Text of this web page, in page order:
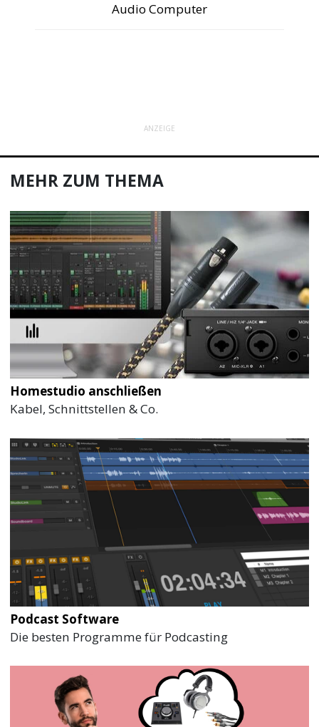
Audio Computer
ANZEIGE
MEHR ZUM THEMA
Homestudio anschließen
Kabel, Schnittstellen & Co.
Podcast Software
Die besten Programme für Podcasting